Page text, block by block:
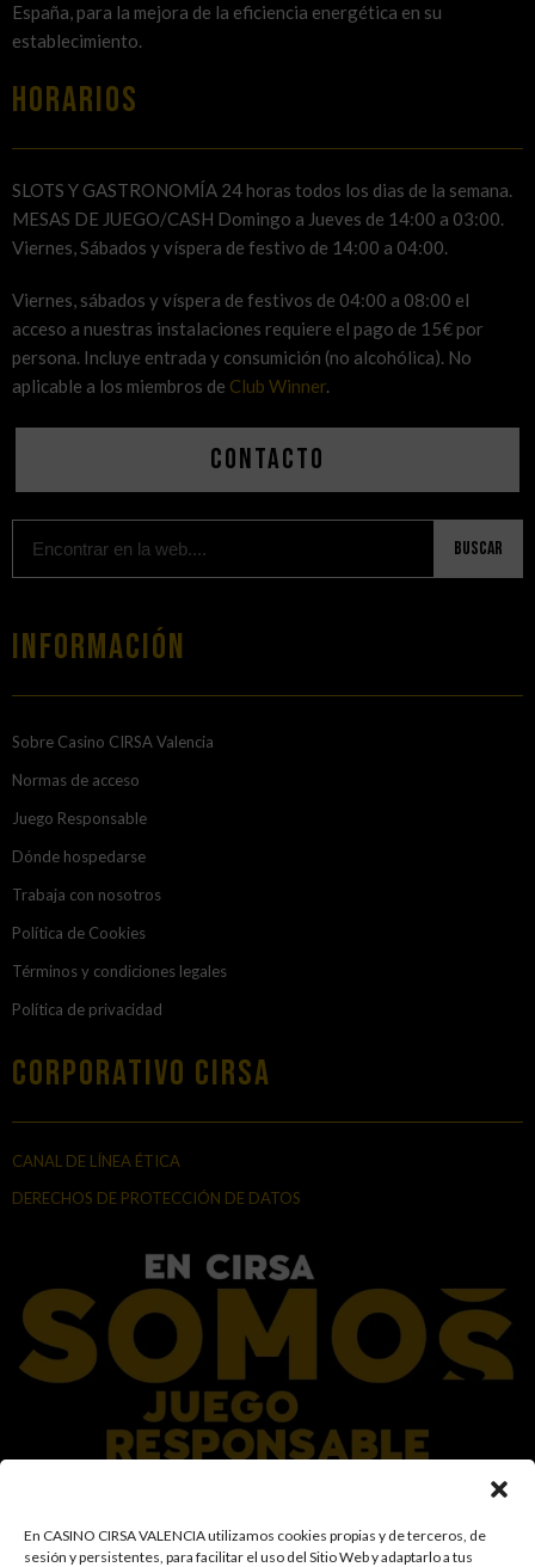
En CASINO CIRSA VALENCIA utilizamos cookies propias y de terceros, de
sesión y persistentes, para facilitar el uso del Sitio Web y adaptarlo a tus
España, para la mejora de la eficiencia energética en su
establecimiento.
HORARIOS
SLOTS Y GASTRONOMÍA 24 horas todos los dias de la semana.
MESAS DE JUEGO/CASH Domingo a Jueves de 14:00 a 03:00.
Viernes, Sábados y víspera de festivo de 14:00 a 04:00.
Viernes, sábados y víspera de festivos de 04:00 a 08:00 el
acceso a nuestras instalaciones requiere el pago de 15€ por
persona. Incluye entrada y consumición (no alcohólica). No
aplicable a los miembros de Club Winner.
Contacto
Buscar
Información
Sobre Casino CIRSA Valencia
Normas de acceso
Juego Responsable
Dónde hospedarse
Trabaja con nosotros
Política de Cookies
Términos y condiciones legales
Política de privacidad
Corporativo Cirsa
CANAL DE LÍNEA ÉTICA
DERECHOS DE PROTECCIÓN DE DATOS
En el Grupo CIRSA promovemos una actitud responsable hacia el juego,
garantizando un entorno seguro y transparente para nuestros clientes y